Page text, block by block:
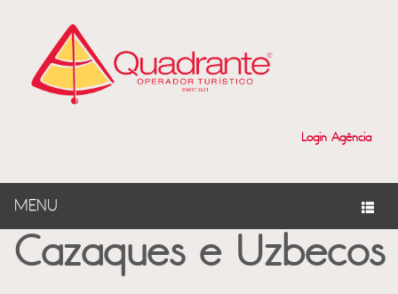
Login Agência
MENU
Cazaques e Uzbecos